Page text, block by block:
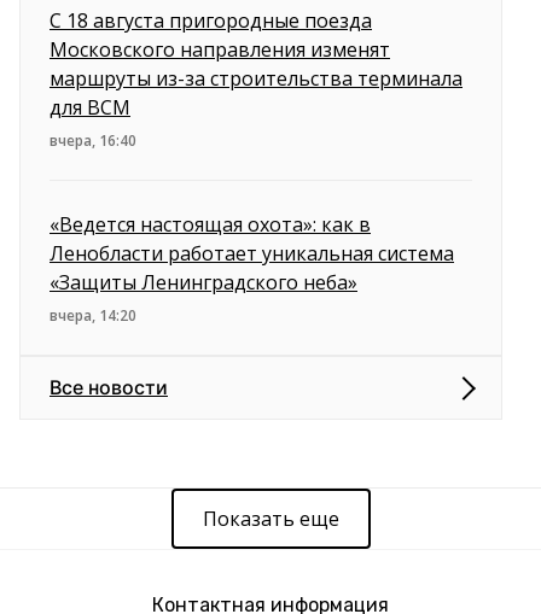
С 18 августа пригородные поезда
Московского направления изменят
маршруты из-за строительства терминала
для ВСМ
вчера, 16:40
«Ведется настоящая охота»: как в
Ленобласти работает уникальная система
«Защиты Ленинградского неба»
вчера, 14:20
Все новости
Показать еще
Контактная информация